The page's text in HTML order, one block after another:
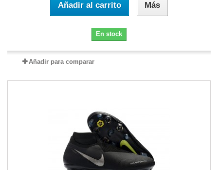
Añadir al carrito Más
En stock
Añadir para comparar